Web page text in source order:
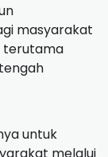
masyarakat
terutama
untuk
melalui